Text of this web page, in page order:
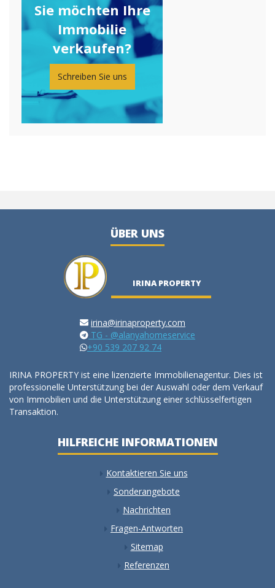
Sie möchten Ihre
Immobilie
verkaufen?
Schreiben Sie uns
ÜBER UNS
IRINA PROPERTY
irina@irinaproperty.com
TG - @alanyahomeservice
+90 539 207 92 74
IRINA PROPERTY ist eine lizenzierte Immobilienagentur. Dies ist
professionelle Unterstützung bei der Auswahl oder dem Verkauf
von Immobilien und die Unterstützung einer schlüsselfertigen
Transaktion.
HILFREICHE INFORMATIONEN
Kontaktieren Sie uns
Sonderangebote
Nachrichten
Fragen-Antworten
Sitemap
Referenzen